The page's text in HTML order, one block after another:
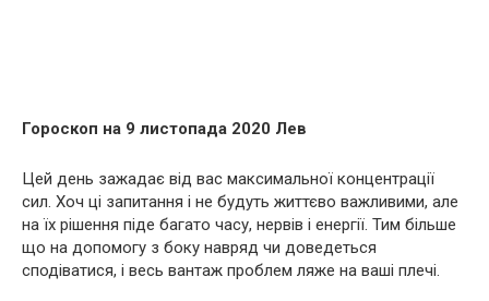
Гороскоп на 9 листопада 2020 Лев
Цей день зажадає від вас максимальної концентрації
сил. Хоч ці запитання і не будуть життєво важливими, але
на їх рішення піде багато часу, нервів і енергії. Тим більше
що на допомогу з боку навряд чи доведеться
сподіватися, і весь вантаж проблем ляже на ваші плечі.